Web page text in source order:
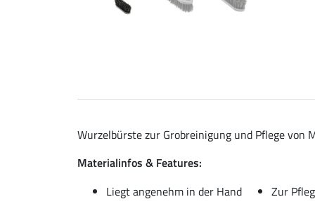
Wurzelbürste zur Grobreinigung und Pflege von
Materialinfos & Features:
Liegt angenehm in der Hand
Zur